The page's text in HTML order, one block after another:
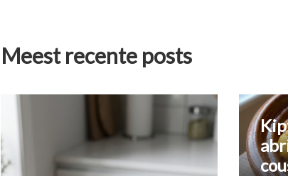
Meest recente posts